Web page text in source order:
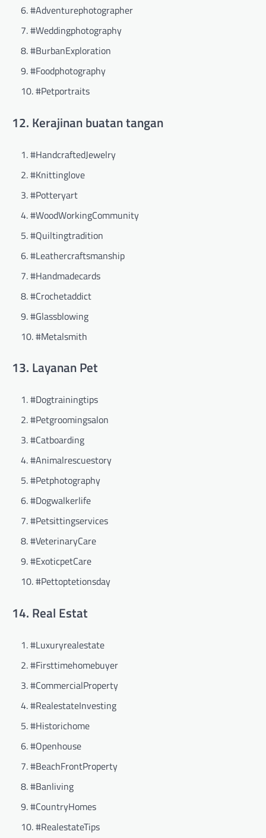
#Adventurephotographer
#Weddingphotography
#BurbanExploration
#Foodphotography
#Petportraits
12. Kerajinan buatan tangan
#HandcraftedJewelry
#Knittinglove
#Potteryart
#WoodWorkingCommunity
#Quiltingtradition
#Leathercraftsmanship
#Handmadecards
#Crochetaddict
#Glassblowing
#Metalsmith
13. Layanan Pet
#Dogtrainingtips
#Petgroomingsalon
#Catboarding
#Animalrescuestory
#Petphotography
#Dogwalkerlife
#Petsittingservices
#VeterinaryCare
#ExoticpetCare
#Pettoptetionsday
14. Real Estat
#Luxuryrealestate
#Firsttimehomebuyer
#CommercialProperty
#RealestateInvesting
#Historichome
#Openhouse
#BeachFrontProperty
#Banliving
#CountryHomes
#RealestateTips